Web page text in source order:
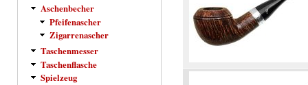
Aschenbecher
Pfeifenascher
Zigarrenascher
Taschenmesser
Taschenflasche
Spielzeug